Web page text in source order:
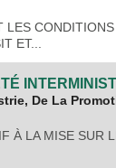
LES
ET...
De La
À LA MISE SUR